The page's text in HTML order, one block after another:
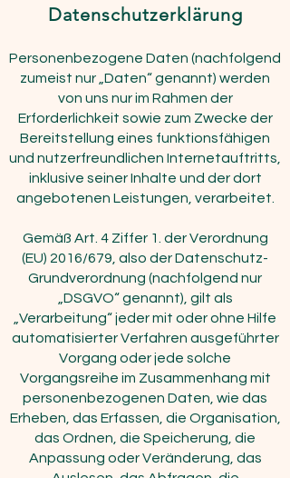
Datenschutzerklärung
Personenbezogene Daten (nachfolgend
zumeist nur „Daten“ genannt) werden
von uns nur im Rahmen der
Erforderlichkeit sowie zum Zwecke der
Bereitstellung eines funktionsfähigen
und nutzerfreundlichen Internetauftritts,
inklusive seiner Inhalte und der dort
angebotenen Leistungen, verarbeitet.
Gemäß Art. 4 Ziffer 1. der Verordnung
(EU) 2016/679, also der Datenschutz-
Grundverordnung (nachfolgend nur
„DSGVO“ genannt), gilt als
„Verarbeitung“ jeder mit oder ohne Hilfe
automatisierter Verfahren ausgeführter
Vorgang oder jede solche
Vorgangsreihe im Zusammenhang mit
personenbezogenen Daten, wie das
Erheben, das Erfassen, die Organisation,
das Ordnen, die Speicherung, die
Anpassung oder Veränderung, das